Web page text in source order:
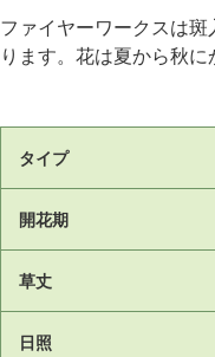
ファイヤーワークスは
ります。花は夏から秋
タイプ
開花期
草丈
日照